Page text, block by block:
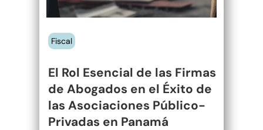
Fiscal
El Rol Esencial de las Firmas
de Abogados en el Éxito de
las Asociaciones Público-
Privadas en Panamá
Privadas en
Panamá